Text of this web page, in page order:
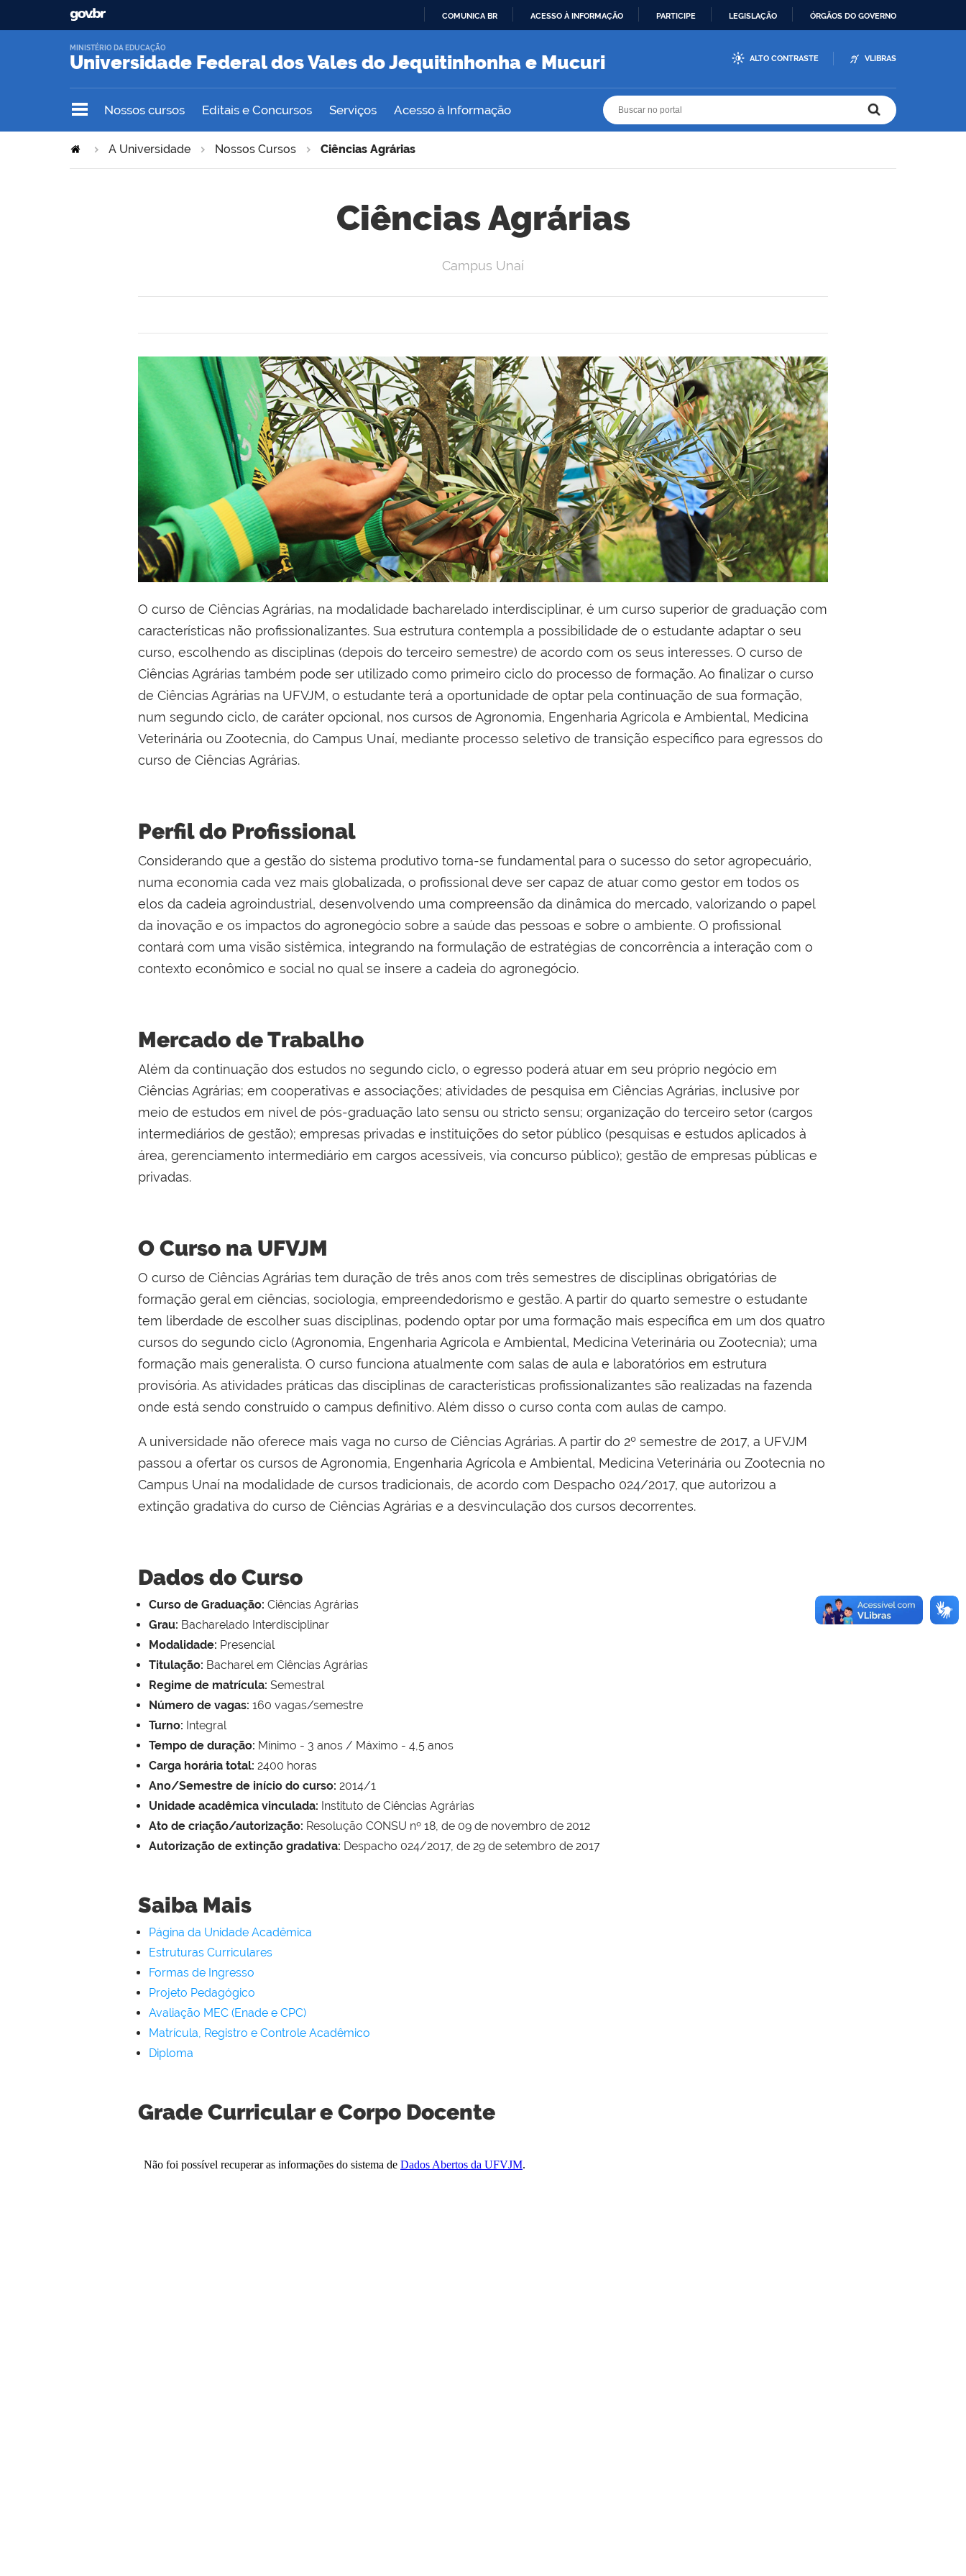
O
COMUNICA BR ACESSO À INFORMAÇÃO PARTICIPE LEGISLAÇÃO ÓRGÃOS DO GOVERNO
Universidade Federal dos Vales do Jequitinhonha e Mucuri
MINISTÉRIO DA EDUCAÇÃO
ALTO CONTRASTE VLIBRAS
Nossos cursos Editais e Concursos Serviços Acesso à Informação
A Universidade Nossos Cursos Ciências Agrárias
Ciências Agrárias
Campus Unaí
O curso de Ciências Agrárias, na modalidade bacharelado interdisciplinar, é um curso superior de graduação com
características não profissionalizantes. Sua estrutura contempla a possibilidade de o estudante adaptar o seu
curso, escolhendo as disciplinas (depois do terceiro semestre) de acordo com os seus interesses. O curso de
Ciências Agrárias também pode ser utilizado como primeiro ciclo do processo de formação. Ao finalizar o curso
de Ciências Agrárias na UFVJM, o estudante terá a oportunidade de optar pela continuação de sua formação,
num segundo ciclo, de caráter opcional, nos cursos de Agronomia, Engenharia Agrícola e Ambiental, Medicina
Veterinária ou Zootecnia, do Campus Unaí, mediante processo seletivo de transição específico para egressos do
curso de Ciências Agrárias.
Perfil do Profissional
Considerando que a gestão do sistema produtivo torna-se fundamental para o sucesso do setor agropecuário,
numa economia cada vez mais globalizada, o profissional deve ser capaz de atuar como gestor em todos os
elos da cadeia agroindustrial, desenvolvendo uma compreensão da dinâmica do mercado, valorizando o papel
da inovação e os impactos do agronegócio sobre a saúde das pessoas e sobre o ambiente. O profissional
contará com uma visão sistêmica, integrando na formulação de estratégias de concorrência a interação com o
contexto econômico e social no qual se insere a cadeia do agronegócio.
Mercado de Trabalho
Além da continuação dos estudos no segundo ciclo, o egresso poderá atuar em seu próprio negócio em
Ciências Agrárias; em cooperativas e associações; atividades de pesquisa em Ciências Agrárias, inclusive por
meio de estudos em nível de pós-graduação lato sensu ou stricto sensu; organização do terceiro setor (cargos
intermediários de gestão); empresas privadas e instituições do setor público (pesquisas e estudos aplicados à
área, gerenciamento intermediário em cargos acessíveis, via concurso público); gestão de empresas públicas e
privadas.
O Curso na UFVJM
O curso de Ciências Agrárias tem duração de três anos com três semestres de disciplinas obrigatórias de
formação geral em ciências, sociologia, empreendedorismo e gestão. A partir do quarto semestre o estudante
tem liberdade de escolher suas disciplinas, podendo optar por uma formação mais específica em um dos quatro
cursos do segundo ciclo (Agronomia, Engenharia Agrícola e Ambiental, Medicina Veterinária ou Zootecnia); uma
formação mais generalista. O curso funciona atualmente com salas de aula e laboratórios em estrutura
provisória. As atividades práticas das disciplinas de características profissionalizantes são realizadas na fazenda
onde está sendo construído o campus definitivo. Além disso o curso conta com aulas de campo.
A universidade não oferece mais vaga no curso de Ciências Agrárias. A partir do 2º semestre de 2017, a UFVJM
passou a ofertar os cursos de Agronomia, Engenharia Agrícola e Ambiental, Medicina Veterinária ou Zootecnia no
Campus Unaí na modalidade de cursos tradicionais, de acordo com Despacho 024/2017, que autorizou a
extinção gradativa do curso de Ciências Agrárias e a desvinculação dos cursos decorrentes.
Dados do Curso
Curso de Graduação: Ciências Agrárias
Grau: Bacharelado Interdisciplinar
Modalidade: Presencial
Titulação: Bacharel em Ciências Agrárias
Regime de matrícula: Semestral
Número de vagas: 160 vagas/semestre
Turno: Integral
Tempo de duração: Mínimo - 3 anos / Máximo - 4,5 anos
Carga horária total: 2400 horas
Ano/Semestre de início do curso: 2014/1
Unidade acadêmica vinculada: Instituto de Ciências Agrárias
Ato de criação/autorização: Resolução CONSU nº 18, de 09 de novembro de 2012
Autorização de extinção gradativa: Despacho 024/2017, de 29 de setembro de 2017
Saiba Mais
Página da Unidade Acadêmica
Estruturas Curriculares
Formas de Ingresso
Projeto Pedagógico
Avaliação MEC (Enade e CPC)
Matrícula, Registro e Controle Acadêmico
Diploma
Grade Curricular e Corpo Docente